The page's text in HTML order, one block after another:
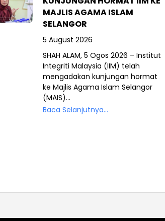
MAJLIS AGAMA ISLAM
SELANGOR
5 August 2026
SHAH ALAM, 5 Ogos 2026 – Institut
Integriti Malaysia (IIM) telah
mengadakan kunjungan hormat
ke Majlis Agama Islam Selangor
(MAIS)...
Baca Selanjutnya...